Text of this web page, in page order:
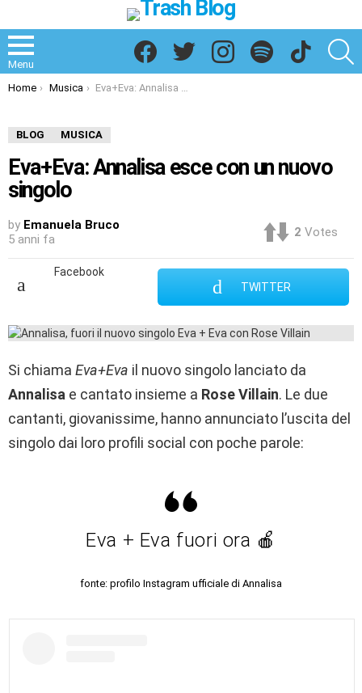
Menu
Facebook
Twitter
Instagram
Spotify
TikTok
You are here:
Home Musica Eva+Eva: Annalisa esce con un nuovo singolo
BLOG MUSICA
Eva+Eva: Annalisa esce con un nuovo
singolo
by Emanuela Bruco
5 anni fa
2 Votes
Facebook
TWITTER
Si chiama Eva+Eva il nuovo singolo lanciato da
Annalisa e cantato insieme a Rose Villain. Le due
cantanti, giovanissime, hanno annunciato l’uscita del
singolo dai loro profili social con poche parole:
Eva + Eva fuori ora 🍎
fonte: profilo Instagram ufficiale di Annalisa